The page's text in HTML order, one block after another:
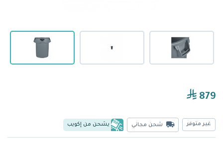
879
غير متوفر شحن مجاني يشحن من إكويب